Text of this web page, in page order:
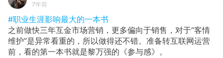
7年前
#职业生涯影响最大的一本书
之前做快三年互金市场营销，更多偏向于销售，对于“客情
维护”是异常看重的，所以做得还不错。准备转互联网运营
前，看的第一本书就是黎万强的《参与感》。